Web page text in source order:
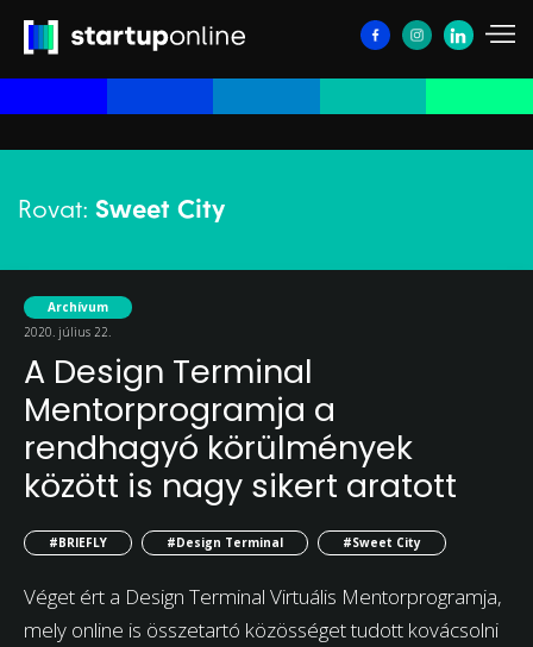
Rovat: Sweet City
Archívum
2020. július 22.
A Design Terminal
Mentorprogramja a
rendhagyó körülmények
között is nagy sikert aratott
#BRIEFLY #Design Terminal #Sweet City
Véget ért a Design Terminal Virtuális Mentorprogramja,
mely online is összetartó közösséget tudott kovácsolni